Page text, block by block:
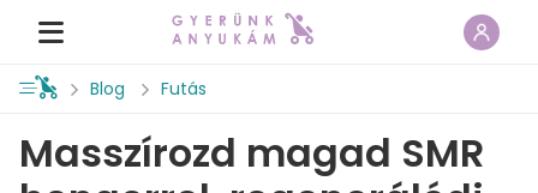
Blog Futás
Masszírozd magad SMR